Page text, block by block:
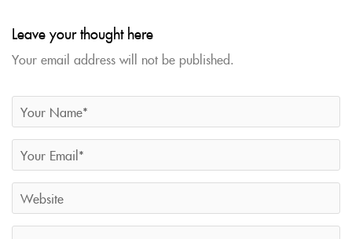
Leave your thought here
Your email address will not be published.